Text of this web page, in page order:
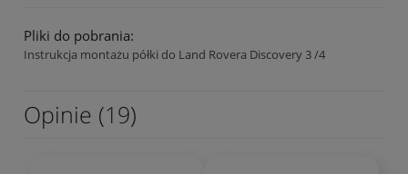
Pliki do pobrania:
Instrukcja montażu półki do Land Rovera Discovery 3 /4
Opinie (19)